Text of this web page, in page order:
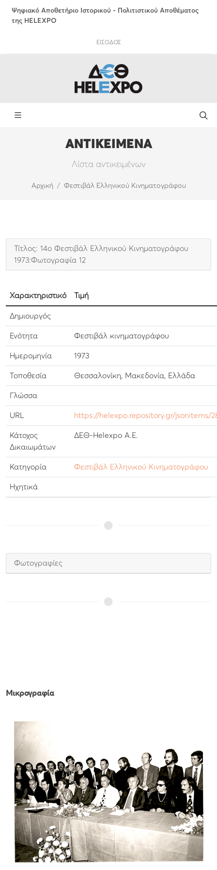
Ψηφιακό Αποθετήριο Ιστορικού - Πολιτιστικού Αποθέματος
της HELEXPO
ΕΙΣΟΔΟΣ
ΑΝΤΙΚΕΙΜΕΝΑ
Λίστα αντικειμένων
Αρχική Φεστιβάλ Ελληνικού Κινηματογράφου
Τίτλος: 14ο Φεστιβάλ Ελληνικού Κινηματογράφου
1973:Φωτογραφία 12
Χαρακτηριστικό Τιμή
Δημιουργός
Ενότητα Φεστιβάλ κινηματογράφου
Ημερομηνία 1973
Τοποθεσία Θεσσαλονίκη, Μακεδονία, Ελλάδα
Γλώσσα
URL https://helexpo.repository.gr/jsonitems/
Κάτοχος
Δικαιωμάτων
ΔΕΘ-Helexpo Α.Ε.
Κατηγορία Φεστιβάλ Ελληνικού Κινηματογράφου
Ηχητικά
Φωτογραφίες
Μικρογραφία